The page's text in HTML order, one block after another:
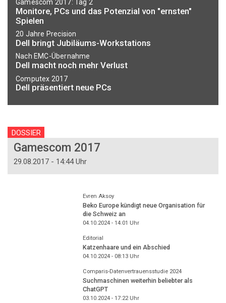
Gamescom 2017: Tag 2
Monitore, PCs und das Potenzial von "ernsten"
Spielen
20 Jahre Precision
Dell bringt Jubiläums-Workstations
Nach EMC-Übernahme
Dell macht noch mehr Verlust
Computex 2017
Dell präsentiert neue PCs
DOSSIER
Gamescom 2017
29.08.2017 - 14:44 Uhr
Evren Aksoy
Beko Europe kündigt neue Organisation für
die Schweiz an
04.10.2024 - 14:01 Uhr
Editorial
Katzenhaare und ein Abschied
04.10.2024 - 08:13Uhr
Comparis-Datenvertrauensstudie 2024
Suchmaschinen weiterhin beliebter als
ChatGPT
03.10.2024 - 17:22Uhr